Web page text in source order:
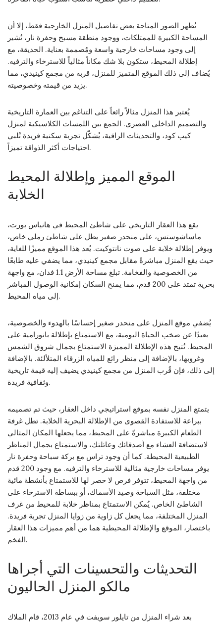
تُظهر الصور المتاحة بعض تفاصيل المنزل الخارجية فقط، إلا أن
المساحة الكبيرة للممتلكات، ووجود منطقة مسبح وحفرة نار، تُشير
إلى وجود مساحات خارجية واسعة ومُصممة بعناية. الحديقة، مع
إطلالة المحيط، ستكون بلا شك مكاناً مثالياً للاسترخاء والترفيه.
يُضاف إلى ذلك الموقع المتميز للمنزل، قربه من مجمع كينيدي، مما
يزيد من قيمته وخصوصيته.
يُعتبر هذا المنزل مثالاً رائعاً على التناغم بين العمارة التاريخية
والتصميم الداخلي العصري. الجمع بين اللمسات الكلاسيكية لمنزل
كيب كود، والتحديثات الراقية، يُشكّل تجربة سكنية فريدة تُلبي
احتياجات أكثر الذواقة تميزاً.
الموقع المميز وإطلالة المحيط
الخلابة
يقع هذا العقار التاريخي على شاطئ المحيط في هانياس بورت،
ماساشوستس، على منحدر صغير يطل على شاطئ رملي خاص،
ويوفر إطلالة خلابة على صوت نانتوكيت. يُعد هذا الموقع مميزًا للغاية،
حيث يقع المنزل مباشرةً مقابل مجمع كينيدي، مما يضفي عليه طابعًا
من الخصوصية والفخامة. تبلغ مساحة الأرض 1.1 فدان، مع واجهة
بحرية تمتد على 200 قدم، مما يمنح السكان إمكانية الوصول المباشر
إلى مياه المحيط.
يُضفي موقع المنزل على منحدر صغير إحساسًا بالهدوء والخصوصية،
بعيدًا عن صخب الحياة اليومية، مع الاستمتاع بإطلالة بانورامية على
المحيط. تُتيح هذه الإطلالة المميزة الاستمتاع بجمال شروق الشمس
وغروبها، بالإضافة إلى منظر رائع للمياه الزرقاء المتلألئة. بالإضافة
إلى ذلك، فإن قُرب المنزل من مجمع كينيدي يضيف إليه قيمة تاريخية
وثقافية فريدة.
يتمتع المنزل نفسه بموقع استراتيجي داخل العقار، حيث تم تصميمه
ببراعة للاستفادة القصوى من الإطلالة البحرية الخلابة. تطل غرفة
الطعام الكبيرة مباشرةً على المحيط، مما يجعلها المكان المثالي
لاستضافة العشاء مع أصدقائك وعائلتك، والاستمتاع بجمال المناظر
الطبيعية المحيطة. كما أن وجود تراس مع بركة سباحة وحفرة نار
يوفر مساحات خارجية مثالية للاسترخاء والترفيه. مع وجود 200 قدم
من واجهة المحيط، تتوفر فرص لا حصر لها للاستمتاع بأنشطة مائية
مختلفة، مثل السباحة وصيد الأسماك، أو ببساطة الاسترخاء على
الشاطئ الخاص. يُمكن الاستمتاع بمناظر خلابة للمحيط من غرف
المنزل المختلفة، مما يجعل كل زاوية من زوايا المنزل تجربة فريدة.
باختصار، الموقع والإطلالة المحيطية هما من أهم مميزات هذا العقار
الفخم.
التحديثات والتحسينات التي أجراها
مالكو المنزل الحاليون
بعد شراء المنزل من تايلور سويفت في عام 2013، قام الملاك